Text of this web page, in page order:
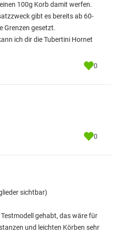
100g Korb damit werfen.
gibt es bereits ab 60-
Grenzen gesetzt.
ich dir die Tubertini Hornet
0
0
sichtbar)
gehabt, das wäre für
und leichten Körben sehr